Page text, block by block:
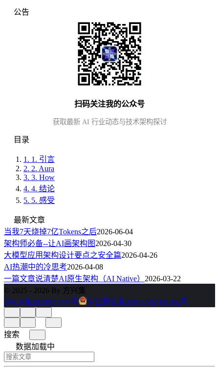
公告
扫码关注我的公众号
获取最新 AI 行业动态与技术架构探讨
目录
1. 1. 引言
2. 2. Aura
3. 3. How
4. 4. 结论
5. 5. 感受
最新文章
当我7天烧掉7亿Tokens之后2026-06-04
架构师必备--让AI画架构图 2026-04-30
大模型应用架构设计要点之安全篇2026-04-26
AI热潮中的冷思考2026-04-08
一篇文章说清楚AI原生架构（AI Native） 2026-03-22
© 2025 - 2026 By 方兴集
沪ICP备2024075747号
沪公网安备31011502401302号
搜索
数据加载中